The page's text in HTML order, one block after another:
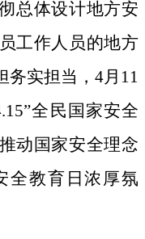
总体设计地方安
工作人员的地方
务实担当，4月11
全民国家安全
动国家安全理念
全教育日浓厚氛